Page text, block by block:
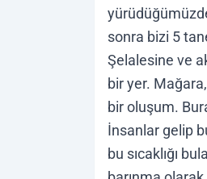
sonra bizi 5
Şelalesine ve
bir yer.
bir oluşum.
İnsanlar gelip
bu sıcaklığı